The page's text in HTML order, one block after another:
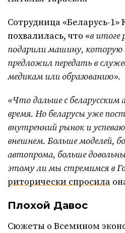
Сотрудница «Беларусь-1»
похвалилась, что «в итоге
подарили машину, которую
предложил передать в
медикам или образованию».
«Что дальше с
время. Но беларусы уже
внутренний рынок и
внешнем. Больше моделей,
автопрома, больше
этому ли мы стремимся в
риторически спросила
Плохой Давос
Сюжеты о Всемином